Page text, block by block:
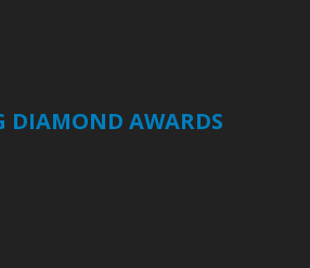
DIAMOND AWARDS